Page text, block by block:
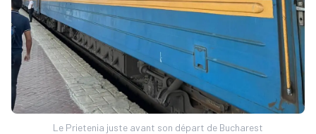
Le Prietenia juste avant son départ de Bucharest